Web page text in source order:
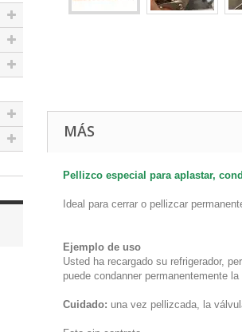
MÁS
Pellizco especial para aplastar,
Ideal para cerrar o pellizcar
Ejemplo de uso
Usted ha recargado su refrigerador,
puede condanner permanentemente
Cuidado: una vez pellizcada, la